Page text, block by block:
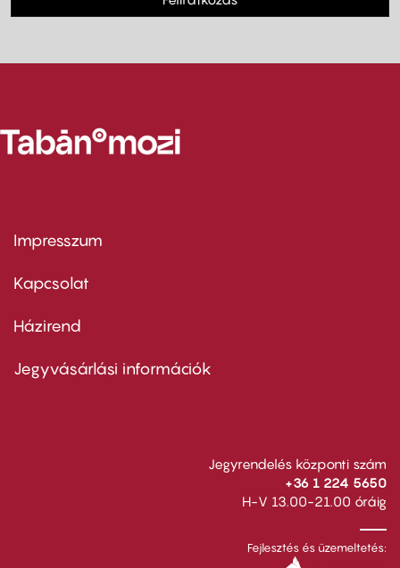
Footer
first
Impresszum
Kapcsolat
Footer
second
Házirend
Jegyvásárlási információk
Jegyrendelés központi szám
+36 1 224 5650
H-V 13.00-21.00 óráig
Fejlesztés és üzemeltetés: